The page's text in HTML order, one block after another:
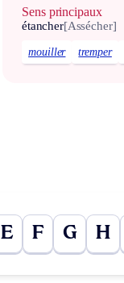
Sens principaux
étancher[Assécher]
mouiller tremper
E F G H